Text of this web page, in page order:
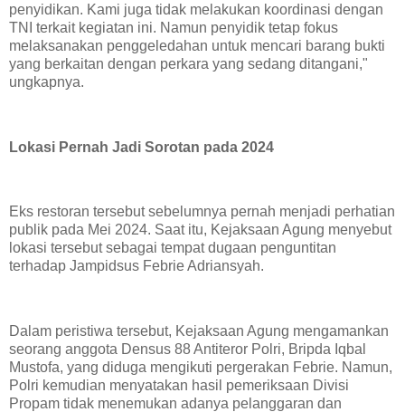
penyidikan. Kami juga tidak melakukan koordinasi dengan
TNI terkait kegiatan ini. Namun penyidik tetap fokus
melaksanakan penggeledahan untuk mencari barang bukti
yang berkaitan dengan perkara yang sedang ditangani,"
ungkapnya.
Lokasi Pernah Jadi Sorotan pada 2024
Eks restoran tersebut sebelumnya pernah menjadi perhatian
publik pada Mei 2024. Saat itu, Kejaksaan Agung menyebut
lokasi tersebut sebagai tempat dugaan penguntitan
terhadap Jampidsus Febrie Adriansyah.
Dalam peristiwa tersebut, Kejaksaan Agung mengamankan
seorang anggota Densus 88 Antiteror Polri, Bripda Iqbal
Mustofa, yang diduga mengikuti pergerakan Febrie. Namun,
Polri kemudian menyatakan hasil pemeriksaan Divisi
Propam tidak menemukan adanya pelanggaran dan